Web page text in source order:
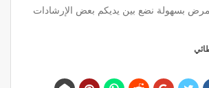
بسهولة نضع بين يديكم بعض الإرشادات